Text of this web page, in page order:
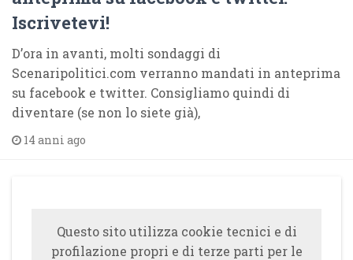
Iscrivetevi!
D’ora in avanti, molti sondaggi di
Scenaripolitici.com verranno mandati in anteprima
su facebook e twitter. Consigliamo quindi di
diventare (se non lo siete già),
14 anni ago
Questo sito utilizza cookie tecnici e di
profilazione propri e di terze parti per le